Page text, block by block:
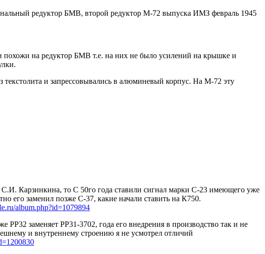
редуктор БМВ, второй редуктор М-72 выпуска ИМЗ февраль 1945
на редуктор БМВ т.е. на них не было усилений на крышке и
и запрессовывались в алюминевый корпус. На М-72 эту
Карзинкина, то С 50го года ставили сигнал марки С-23 имеющего уже
его заменил позже С-37, какие начали ставить на К750.
album.php?id=1079894
заменяет РР31-3702, года его внедрения в производство так и не
и внутреннему строению я не усмотрел отличий